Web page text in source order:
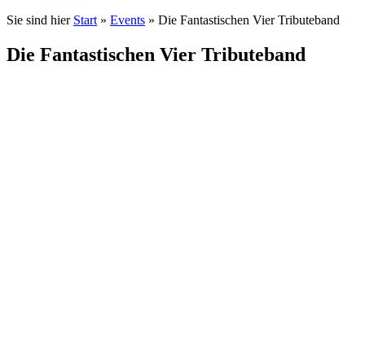
Sie sind hier Start » Events » Die Fantastischen Vier Tributeband
Die Fantastischen Vier Tributeband